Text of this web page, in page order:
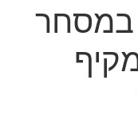
במסחר